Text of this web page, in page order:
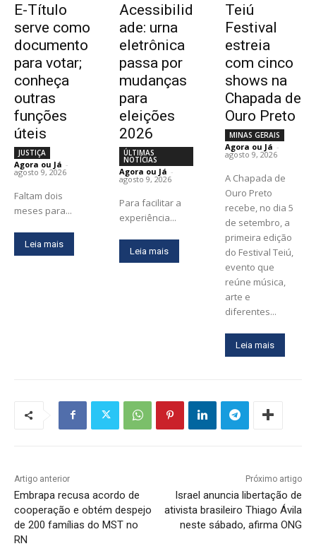
E-Título
serve como
documento
para votar;
conheça
outras
funções
úteis
JUSTIÇA
Agora ou Já -
agosto 9, 2026
Faltam dois
meses para...
Leia mais
Acessibilid
ade: urna
eletrônica
passa por
mudanças
para
eleições
2026
ÚLTIMAS
NOTÍCIAS
Agora ou Já -
agosto 9, 2026
Para facilitar a
experiência...
Leia mais
Teiú
Festival
estreia
com cinco
shows na
Chapada de
Ouro Preto
MINAS GERAIS
Agora ou Já -
agosto 9, 2026
A Chapada de
Ouro Preto
recebe, no dia 5
de setembro, a
primeira edição
do Festival Teiú,
evento que
reúne música,
arte e
diferentes...
Leia mais
Artigo anterior
Embrapa recusa acordo de
cooperação e obtém despejo
de 200 famílias do MST no
RN
Próximo artigo
Israel anuncia libertação de
ativista brasileiro Thiago Ávila
neste sábado, afirma ONG